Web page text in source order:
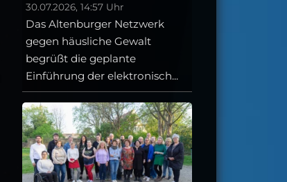
30.07.2026, 14:57 Uhr
Das Altenburger Netzwerk
gegen häusliche Gewalt
begrüßt die geplante
Einführung der elektronisch...